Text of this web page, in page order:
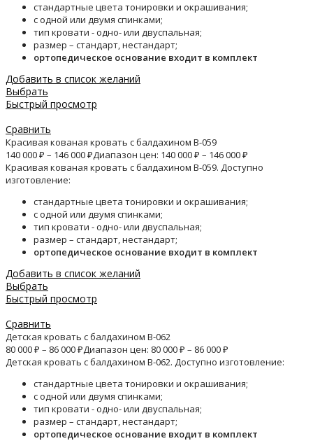
стандартные цвета тонировки и окрашивания;
с одной или двумя спинками;
тип кровати - одно- или двуспальная;
размер – стандарт, нестандарт;
ортопедическое основание входит в комплект
Добавить в список желаний
Выбрать
Быстрый просмотр
Сравнить
Красивая кованая кровать с балдахином B-059
140 000₽ – 146 000₽Диапазон цен: 140 000 ₽ – 146 000 ₽
Красивая кованая кровать с балдахином B-059. Доступно
изготовление:
стандартные цвета тонировки и окрашивания;
с одной или двумя спинками;
тип кровати - одно- или двуспальная;
размер – стандарт, нестандарт;
ортопедическое основание входит в комплект
Добавить в список желаний
Выбрать
Быстрый просмотр
Сравнить
Детская кровать с балдахином B-062
80 000₽ – 86 000₽Диапазон цен: 80 000 ₽ – 86 000 ₽
Детская кровать с балдахином B-062. Доступно изготовление:
стандартные цвета тонировки и окрашивания;
с одной или двумя спинками;
тип кровати - одно- или двуспальная;
размер – стандарт, нестандарт;
ортопедическое основание входит в комплект